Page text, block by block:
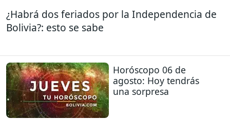
¿Habrá dos feriados por la Independencia de
Bolivia?: esto se sabe
Horóscopo 06 de
agosto: Hoy tendrás
una sorpresa